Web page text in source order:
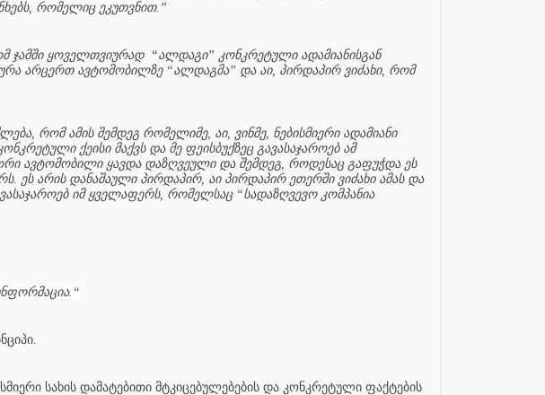
რომელიც ეკუთვნით.”
ჯამში ყოველთვიურად
“ალდაგი” კონკრეტული ადამიანისგან
არცერთ ავტომობილზე “ალდაგმა” და აი, პირდაპირ ვიძახი, რომ
რომ ამის შემდეგ რომელიმე, აი, ვინმე, ნებისმიერი ადამიანი
ქეისი მაქვს და მე ფეისბუქზეც გავასაჯაროებ ამ
ავტომობილი ყავდა დაზღვეული და შემდეგ, როდესაც გაფუჭდა ეს
ეს არის დანაშაული პირდაპირ, აი პირდაპირ ეთერში ვიძახი ამას და
იმ ყველაფერს, რომელსაც “სადაზღვევო კომპანია
სახის დამატებითი მტკიცებულებების და კონკრეტული ფაქტების